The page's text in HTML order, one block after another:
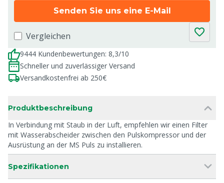
Senden Sie uns eine E-Mail
Vergleichen
9444 Kundenbewertungen: 8,3/10
Schneller und zuverlässiger Versand
Versandkostenfrei ab 250€
Produktbeschreibung
In Verbindung mit Staub in der Luft, empfehlen wir einen Filter
mit Wasserabscheider zwischen den Pulskompressor und der
Ausrüstung an der MS Puls zu installieren.
Spezifikationen